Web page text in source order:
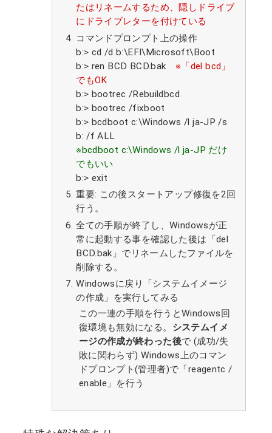
たはリネームするため、隠しドライブ
にドライブレターを付けている
コマンドプロンプト上の操作
b:> cd /d b:\EFI\Microsoft\Boot
b:> ren BCD BCD.bak ※「del bcd」
でもOK
b:> bootrec /Rebuildbcd
b:> bootrec /fixboot
b:> bcdboot c:\Windows /l ja-JP /s
b: /f ALL
※bcdboot c:\Windows /l ja-JP だけ
でもいい
b:> exit
重要: この後スタートアップ修復を2回
行う。
全ての手順が終了し、Windowsが正
常に起動する事を確認した後は「del
BCD.bak」でリネームしたファイルを
削除する。
Windowsに戻り「システムイメージ
の作成」を実行してみる
この一連の手順を行うとWindows回
復環境も無効になる。 システムイメ
ージの作成が終わった後で (成功/失
敗に関わらず) Windows上のコマン
ドプロンプト(管理者)で「reagentc /
enable」を行う